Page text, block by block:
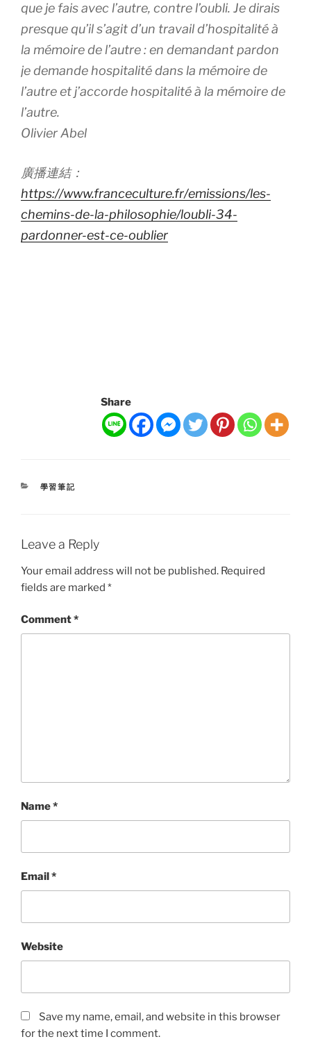
que je fais avec l’autre, contre l’oubli. Je dirais
presque qu’il s’agit d’un travail d’hospitalité à
la mémoire de l’autre : en demandant pardon
je demande hospitalité dans la mémoire de
l’autre et j’accorde hospitalité à la mémoire de
l’autre.
Olivier Abel
廣播連結：
https://www.franceculture.fr/emissions/les-
chemins-de-la-philosophie/loubli-34-
pardonner-est-ce-oublier
Share
CATEGORIES
學習筆記
Leave a Reply
Your email address will not be published. Required
fields are marked *
Comment*
Name*
Email*
Website
Save my name, email, and website in this browser
for the next time I comment.